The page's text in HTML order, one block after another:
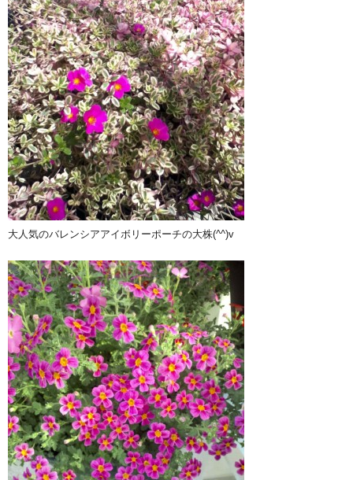
大人気のバレンシアアイボリーポーチの大株(^^)v